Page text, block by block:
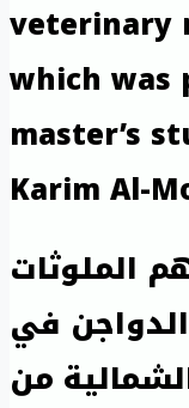
veterinary
which was
master’s
Karim Al-
الملوثات
في
من